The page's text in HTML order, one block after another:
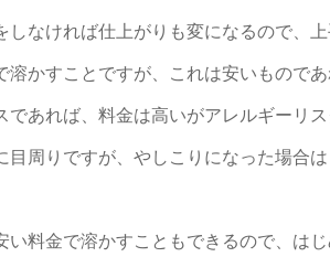
しなければ仕上がりも変になるので、
溶かすことですが、これは安いもので
であれば、料金は高いがアレルギーリ
目周りですが、やしこりになった場合
い料金で溶かすこともできるので、は